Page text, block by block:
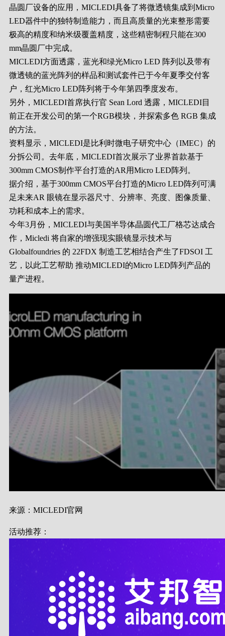
晶圆厂设备的应用，MICLEDI具备了将微透镜集成到Micro
LED器件中的独特制造能力，而且高质量的光束整形需要
极高的精度和纳米级覆盖精度，这些精密制程只能在300
mm晶圆厂中完成。
MICLEDI方面透露，蓝光和绿光Micro LED 阵列以及带有
微透镜的蓝光阵列的样品和测试套件已于今年夏季交付客
户，红光Micro LED阵列将于今年第四季度发布。
另外，MICLEDI首席执行官 Sean Lord 透露，MICLEDI目
前正在开发公司的第一个RGB模块，并探索多色 RGB 集成
的方法。
资料显示，MICLEDI是比利时微电子研究中心（IMEC）的
分拆公司。去年底，MICLEDI首次展示了业界首款基于
300mm CMOS制作平台打造的AR用Micro LED阵列。
据介绍，基于300mm CMOS平台打造的Micro LED阵列可满
足未来AR 眼镜在显示器尺寸、分辨率、亮度、图像质量、
功耗和成本上的需求。
今年3月份，MICLEDI与美国半导体晶圆代工厂格芯达成合
作，Micledi 将自家的增强现实眼镜显示技术与
Globalfoundries 的 22FDX 制造工艺相结合产生了FDSOI 工
艺，以此工艺帮助 推动MICLEDI的Micro LED阵列产品的
量产进程。
来源：MICLEDI官网
活动推荐：